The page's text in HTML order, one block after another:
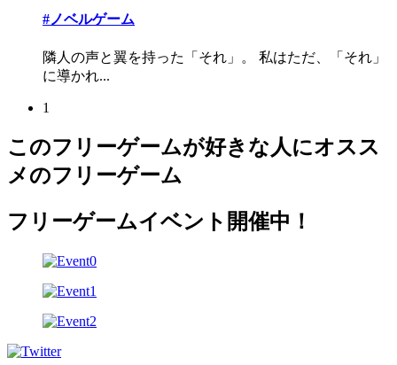
#ノベルゲーム
隣人の声と翼を持った「それ」。 私はただ、「それ」
に導かれ...
1
このフリーゲームが好きな人にオスス
メのフリーゲーム
フリーゲームイベント開催中！